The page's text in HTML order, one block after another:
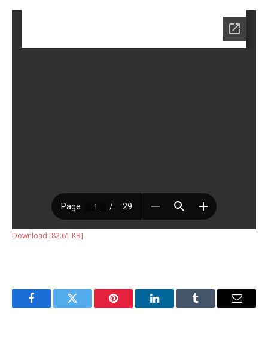
Download [82.61 KB]
FacebookTwitter Pinterest LinkedInTumblr Email